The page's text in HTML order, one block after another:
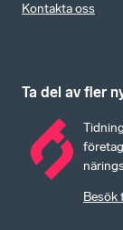
Kontakta oss
Ta del av fler
Besök